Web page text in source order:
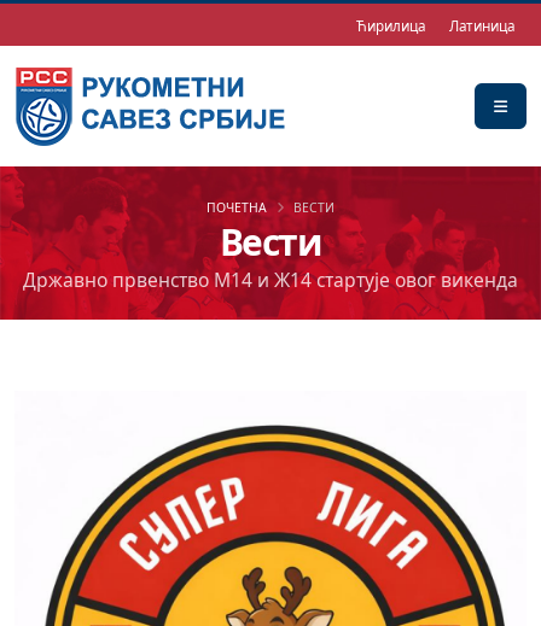
Ћирилица Латиница
Вести
Државно првенство М14 и Ж14 стартује овог викенда
ПОЧЕТНА ВЕСТИ